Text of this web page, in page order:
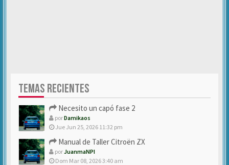
TEMAS RECIENTES
Necesito un capó fase 2
porDamikaos
Jue Jun 25, 2026 11:32 pm
Manual de Taller Citroën ZX
porJuanmaNPI
Dom Mar 08, 2026 3:40 am